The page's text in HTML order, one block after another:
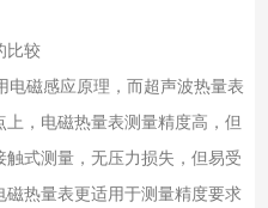
比较
磁感应原理，而超声波热量表
，电磁热量表测量精度高，但
式测量，无压力损失，但易受
热量表更适用于测量精度要求